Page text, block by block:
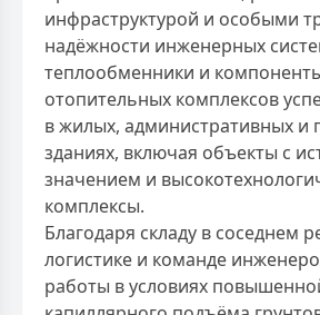
инфраструктурой и особыми
надёжности инженерных
теплообменники и
отопительных комплексов
в жилых, административных
зданиях, включая объекты с
значением и
комплексы.
Благодаря складу в соседнем
логистике и команде
работы в условиях